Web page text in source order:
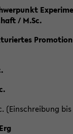
/ M.Sc.
(Einschreibung bis